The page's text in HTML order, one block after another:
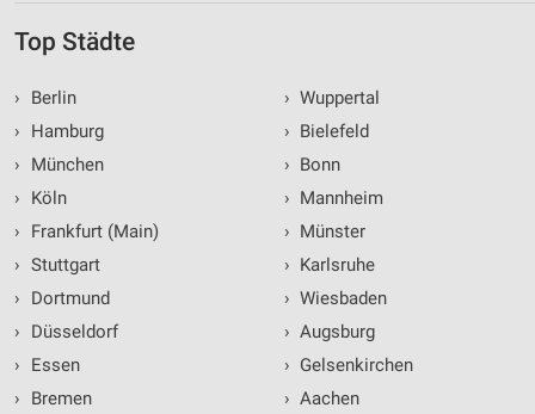
Top Städte
›
Berlin
›
Hamburg
›
München
›
Köln
›
Frankfurt (Main)
› Stuttgart
›
Dortmund
›
Düsseldorf
›
Essen
›
Bremen
› Wuppertal
› Bielefeld
› Bonn
› Mannheim
› Münster
› Karlsruhe
› Wiesbaden
› Augsburg
› Gelsenkirchen
› Aachen